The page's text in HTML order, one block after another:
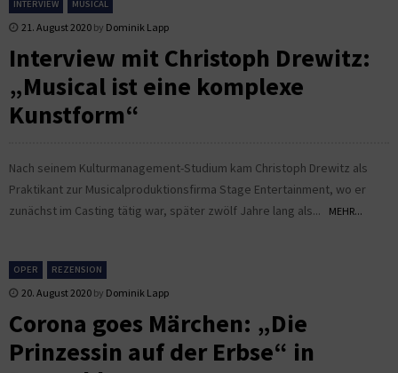
INTERVIEW MUSICAL
21. August 2020 by Dominik Lapp
Interview mit Christoph Drewitz:
„Musical ist eine komplexe
Kunstform“
Nach seinem Kulturmanagement-Studium kam Christoph Drewitz als
Praktikant zur Musicalproduktionsfirma Stage Entertainment, wo er
zunächst im Casting tätig war, später zwölf Jahre lang als...
MEHR...
OPER REZENSION
20. August 2020 by Dominik Lapp
Corona goes Märchen: „Die
Prinzessin auf der Erbse“ in